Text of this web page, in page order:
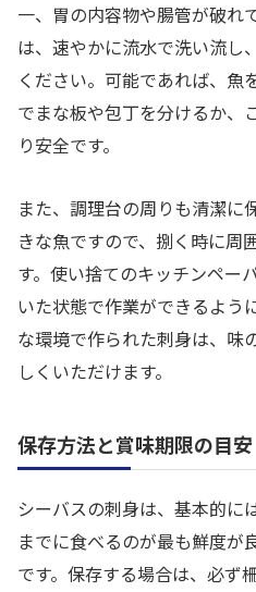
一、胃の内容物や腸管が破れ
は、速やかに流水で洗い流し
ください。可能であれば、魚
でまな板や包丁を分けるか、
り安全です。
また、調理台の周りも清潔に
きな魚ですので、捌く時に周
す。使い捨てのキッチンペー
いた状態で作業ができるよう
な環境で作られた刺身は、味
しくいただけます。
保存方法と賞味期限の目安
シーバスの刺身は、基本的に
までに食べるのが最も鮮度が
です。保存する場合は、必ず